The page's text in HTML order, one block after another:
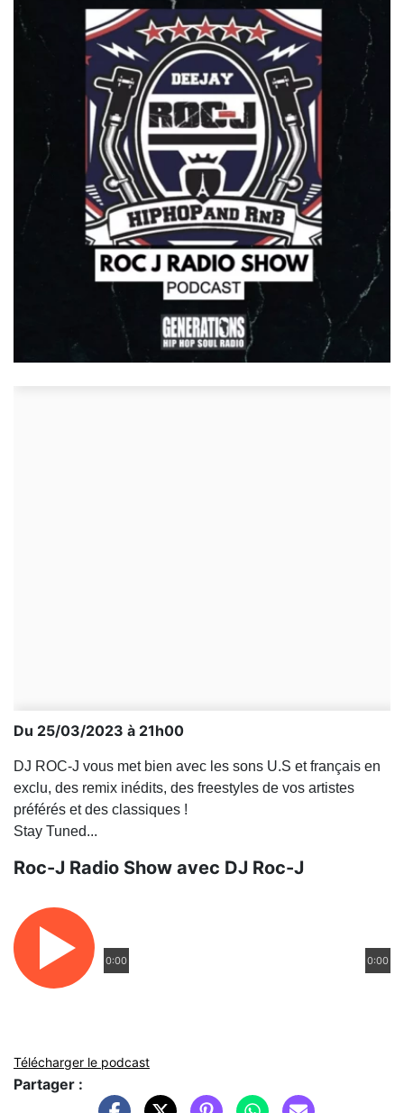
Du 25/03/2023 à 21h00
DJ ROC-J vous met bien avec les sons U.S et français en
exclu, des remix inédits, des freestyles de vos artistes
préférés et des classiques !
Stay Tuned...
Roc-J Radio Show avec DJ Roc-J
0:00 0:00
Télécharger le podcast
Partager :